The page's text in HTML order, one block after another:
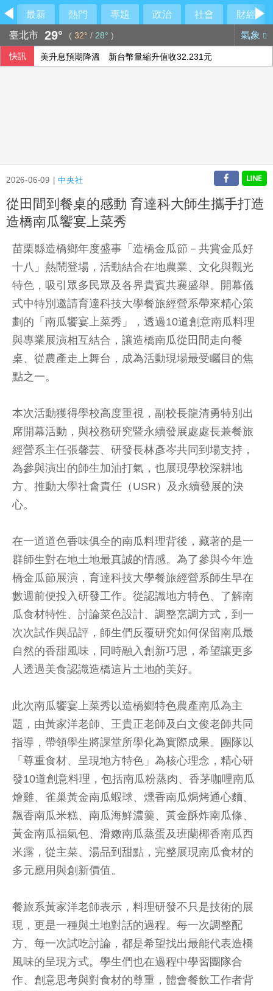
最新 熱門 專題 政治 社會
財經
臺北市 29° ( 32° / 28° ) 氣象
快訊 美升息預期降溫 新台幣量縮升值收32.231元
2026-06-09 |中央社
從田間到餐桌的感動 育達科大師生攜手打造
造橋南瓜饗宴上菜秀
苗栗縣造橋鄉年度盛事「造橋金瓜節－共賞金瓜好
十八」熱鬧登場，活動結合在地農業、文化與觀光
特色，吸引眾多民眾及各界貴賓共襄盛舉。開幕儀
式中特別邀請育達科技大學餐旅經營系帶來精心策
劃的「南瓜饗宴上菜秀」，透過10道創意南瓜料理
與專業展演相互結合，讓造橋南瓜從田間走向餐
桌、從農產走上舞台，成為活動現場最受矚目的焦
點之一。
本次活動獲得學校高度重視，副校長龍清勇特別出
席開幕活動，與校務研究暨永續發展處處長兼餐旅
經營系主任張馨芸、研發長林彥岑共同到場支持，
為參與演出的師生加油打氣，也展現學校深耕地
方、推動大學社會責任（USR）及永續發展的決
心。
在一道道色香味俱全的南瓜料理背後，藏著的是一
群師生對在地土地最真誠的情感。為了參與今年造
橋金瓜節展演，育達科技大學餐旅經營系師生早在
數週前便投入研發工作。從認識地方特色、了解南
瓜食材特性、討論菜色設計、調整烹調方式，到一
次次試作與品評，師生們反覆研究如何保留南瓜最
自然的香甜風味，同時融入創新巧思，希望讓更多
人透過美食認識造橋這片土地的美好。
此次南瓜饗宴上菜秀以造橋鄉特色農產南瓜為主
題，由黃家洋老師、王貴正老師及白文俊老師共同
指導，帶領學生將課堂所學化為實際成果。團隊以
「尊重食材、呈現地方特色」為核心理念，精心研
發10道創意料理，包括南瓜粉蒸肉、香茅咖哩南瓜
燴雞、雀巢黃金南瓜蝦球、燻香南瓜焗烤通心麵、
飄香南瓜米糕、南瓜海鮮濃羹、黃金酥炸南瓜條、
黃金南瓜福氣包、滑嫩南瓜蒸蛋及班蘭椰香南瓜西
米露，從主菜、湯品到甜點，完整展現南瓜食材的
多元應用與創新價值。
餐旅系黃家洋老師表示，料理研發不只是技術的展
現，更是一種與土地對話的過程。每一次調整配
方、每一次試吃討論，都是希望找出最能代表造橋
風味的呈現方式。學生們也在過程中學習團隊合
作、創意思考與對食材的尊重，體會餐飲工作者背